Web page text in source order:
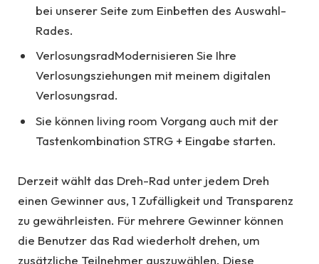
bei unserer Seite zum Einbetten des Auswahl-
Rades.
VerlosungsradModernisieren Sie Ihre
Verlosungsziehungen mit meinem digitalen
Verlosungsrad.
Sie können living room Vorgang auch mit der
Tastenkombination STRG + Eingabe starten.
Derzeit wählt das Dreh-Rad unter jedem Dreh
einen Gewinner aus, 1 Zufälligkeit und Transparenz
zu gewährleisten. Für mehrere Gewinner können
die Benutzer das Rad wiederholt drehen, um
zusätzliche Teilnehmer auszuwählen. Diese